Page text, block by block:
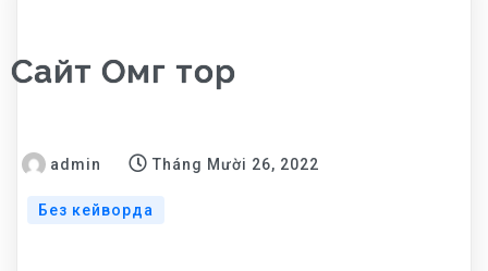
Сайт Омг тор
admin Tháng Mười 26, 2022
Без кейворда